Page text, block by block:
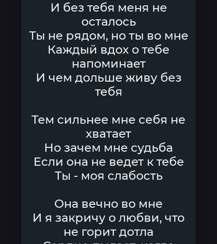
И без тебя меня не
осталось
Ты не рядом, но ты во мне
Каждый вдох о тебе
напоминает
И чем дольше живу без
тебя
Тем сильнее мне себя не
хватает
Но зачем мне судьба
Если она не ведет к тебе
Ты - моя слабость
Она вечно во мне
И я закричу о любви, что
не горит дотла